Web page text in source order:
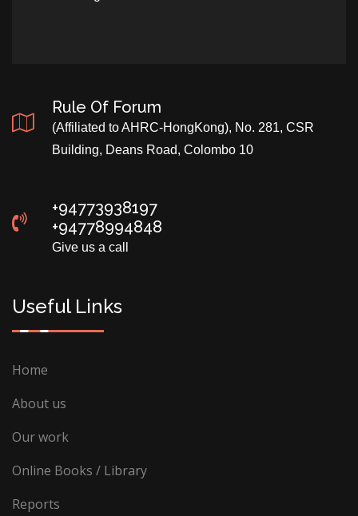
Rule Of Forum
(Affiliated to AHRC-HongKong), No. 281, CSR
Building, Deans Road, Colombo 10
+94773938197
+94778994848
Give us a call
Useful Links
Home
About us
Our work
Online Books / Library
Reports